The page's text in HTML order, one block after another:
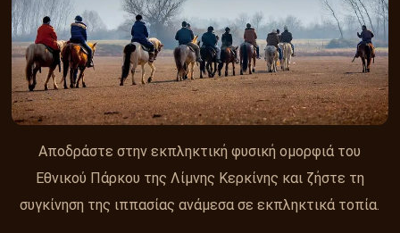
Αποδράστε στην εκπληκτική φυσική ομορφιά του
Εθνικού Πάρκου της Λίμνης Κερκίνης και ζήστε τη
συγκίνηση της ιππασίας ανάμεσα σε εκπληκτικά τοπία.